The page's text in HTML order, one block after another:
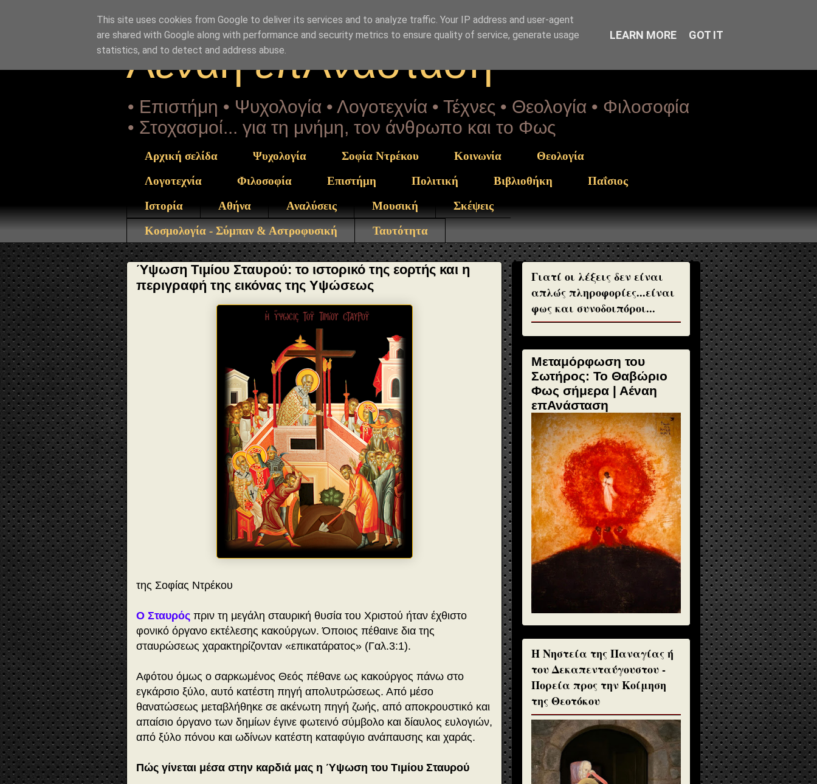
Αέναη επΑνάσταση
• Επιστήμη • Ψυχολογία • Λογοτεχνία • Τέχνες • Θεολογία • Φιλοσοφία
• Στοχασμοί... για τη μνήμη, τον άνθρωπο και το Φως
Αρχική σελίδα Ψυχολογία Σοφία Ντρέκου Κοινωνία
Θεολογία
Λογοτεχνία
Φιλοσοφία Επιστήμη Πολιτική Βιβλιοθήκη
Παΐσιος
Ιστορία
Αθήνα Αναλύσεις Μουσική
Σκέψεις
Κοσμολογία - Σύμπαν & Αστροφυσική
Ταυτότητα
Ύψωση Τιμίου Σταυρού: το ιστορικό της εορτής και η
περιγραφή της εικόνας της Υψώσεως
της Σοφίας Ντρέκου
Ο Σταυρός πριν τη μεγάλη σταυρική θυσία του Χριστού ήταν έχθιστο
φονικό όργανο εκτέλεσης κακούργων. Όποιος πέθαινε δια της
σταυρώσεως χαρακτηρίζονταν «επικατάρατος» (Γαλ.3:1).
Αφότου όμως ο σαρκωμένος Θεός πέθανε ως κακούργος πάνω στο
εγκάρσιο ξύλο, αυτό κατέστη πηγή απολυτρώσεως. Από μέσο
θανατώσεως μεταβλήθηκε σε ακένωτη πηγή ζωής, από αποκρουστικό και
απαίσιο όργανο των δημίων έγινε φωτεινό σύμβολο και δίαυλος ευλογιών,
από ξύλο πόνου και ωδίνων κατέστη καταφύγιο ανάπαυσης και χαράς.
Πώς γίνεται μέσα στην καρδιά μας η Ύψωση του Τιμίου Σταυρού
Γιατί οι λέξεις δεν είναι
απλώς πληροφορίες...είναι
φως και συνοδοιπόροι...
Μεταμόρφωση του
Σωτήρος: Το Θαβώριο
Φως σήμερα | Αέναη
επΑνάσταση
H Νηστεία της Παναγίας ή
του Δεκαπενταύγουστου -
Πορεία προς την Κοίμηση
της Θεοτόκου
This site uses cookies from Google to deliver its services and to analyze traffic. Your IP address and user-agent
are shared with Google along with performance and security metrics to ensure quality of service, generate usage
statistics, and to detect and address abuse.
LEARN MORE GOT IT